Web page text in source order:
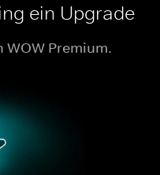
ein Upgrade
WOW Premium.